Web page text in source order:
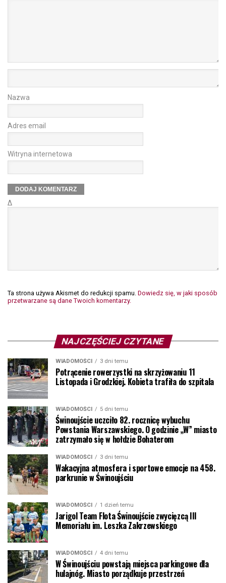
Nazwa
Adres email
Witryna internetowa
Δ
Ta strona używa Akismet do redukcji spamu. Dowiedz się, w jaki sposób
przetwarzane są dane Twoich komentarzy.
NAJCZĘŚCIEJ CZYTANE
WIADOMOŚCI 3 dni temu
Potrącenie rowerzystki na skrzyżowaniu 11
Listopada i Grodzkiej. Kobieta trafiła do szpitala
WIADOMOŚCI 5 dni temu
Świnoujście uczciło 82. rocznicę wybuchu
Powstania Warszawskiego. O godzinie „W” miasto
zatrzymało się w hołdzie Bohaterom
WIADOMOŚCI 3 dni temu
Wakacyjna atmosfera i sportowe emocje na 458.
parkrunie w Świnoujściu
WIADOMOŚCI 1 dzień temu
Jarigol Team Flota Świnoujście zwycięzcą III
Memoriału im. Leszka Zakrzewskiego
WIADOMOŚCI 4 dni temu
W Świnoujściu powstają miejsca parkingowe dla
hulajnóg. Miasto porządkuje przestrzeń